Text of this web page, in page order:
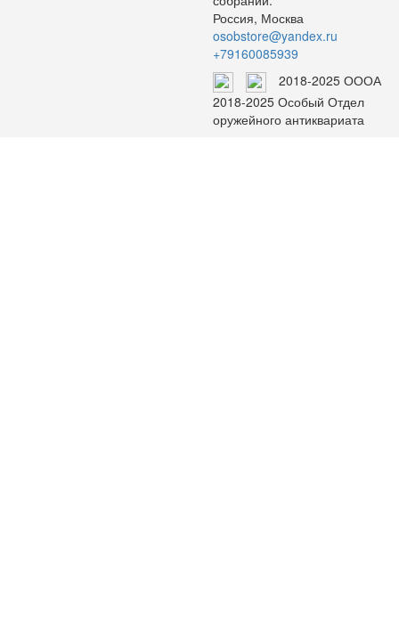
Россия, Москва
osobstore@yandex.ru
+79160085939
2018-2025 ОООА
2018-2025 Особый Отдел
оружейного антиквариата